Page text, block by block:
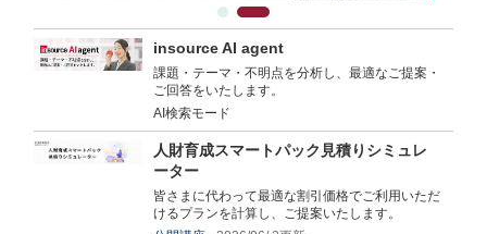
insource AI agent
課題・テーマ・不明点を分析し、最適なご提案・
ご回答をいたします。
AI検索モード
人財育成スマートパック見積りシミュレ
ーター
皆さまに代わって最適な割引価格でご利用いただ
けるプランを計算し、ご提案いたします。